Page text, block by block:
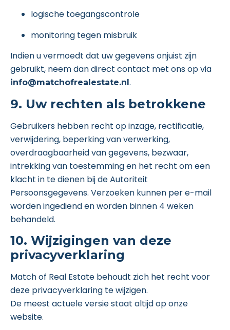
logische toegangscontrole
monitoring tegen misbruik
Indien u vermoedt dat uw gegevens onjuist zijn
gebruikt, neem dan direct contact met ons op via
info@matchofrealestate.nl.
9. Uw rechten als betrokkene
Gebruikers hebben recht op inzage, rectificatie,
verwijdering, beperking van verwerking,
overdraagbaarheid van gegevens, bezwaar,
intrekking van toestemming en het recht om een
klacht in te dienen bij de Autoriteit
Persoonsgegevens. Verzoeken kunnen per e-mail
worden ingediend en worden binnen 4 weken
behandeld.
10. Wijzigingen van deze
privacyverklaring
Match of Real Estate behoudt zich het recht voor
deze privacyverklaring te wijzigen.
De meest actuele versie staat altijd op onze
website.